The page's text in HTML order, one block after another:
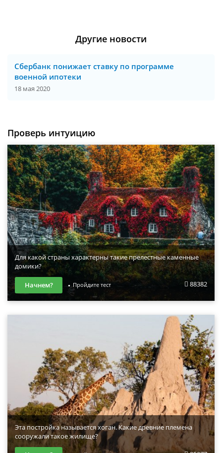
Другие новости
Сбербанк понижает ставку по программе
военной ипотеки
18 мая 2020
Проверь интуицию
Для какой страны характерны такие прелестные каменные
домики?
88382
Начнем? Пройдите тест
Эта постройка называется хоган. Какие древние племена
сооружали такое жилище?